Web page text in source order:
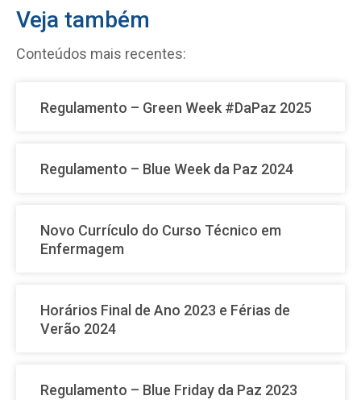
Veja também
Conteúdos mais recentes:
Regulamento – Green Week #DaPaz 2025
Regulamento – Blue Week da Paz 2024
Novo Currículo do Curso Técnico em
Enfermagem
Horários Final de Ano 2023 e Férias de
Verão 2024
Regulamento – Blue Friday da Paz 2023